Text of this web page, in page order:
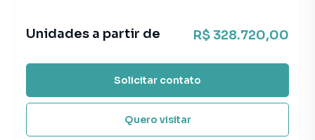
Unidades a partir de R$ 328.720,00
Solicitar contato
Quero visitar